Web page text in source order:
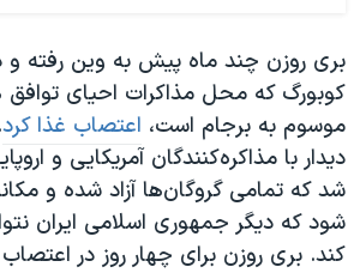
بری روزن چند ماه پیش به وین رفته و
کوبورگ که محل مذاکرات احیای توافق
موسوم به برجام است، اعتصاب غذا کرد
دیدار با مذاکره‌کنندگان آمریکایی و
شد که تمامی گروگان‌ها آزاد شده و
شود که دیگر جمهوری اسلامی ایران
کند. بری روزن برای چهار روز در